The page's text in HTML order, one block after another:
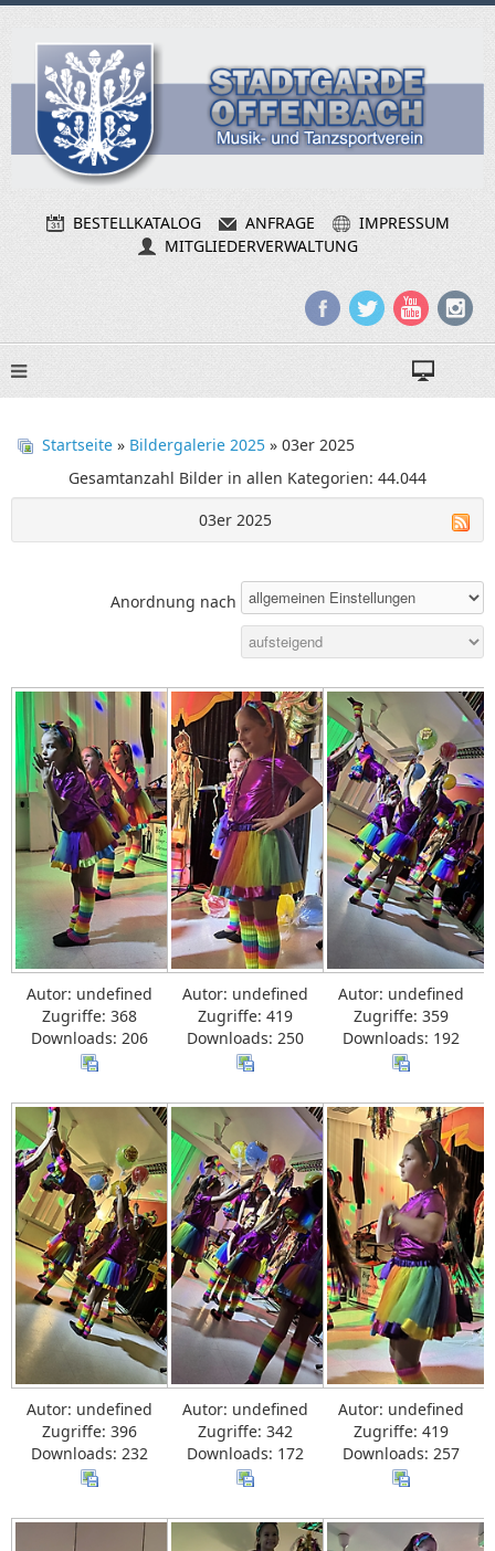
BESTELLKATALOG ANFRAGE
IMPRESSUM
MITGLIEDERVERWALTUNG
Startseite » Bildergalerie 2025 » 03er 2025
Gesamtanzahl Bilder in allen Kategorien: 44.044
03er 2025
Anordnung nach
Autor: undefined
Zugriffe: 368
Downloads: 206
Autor: undefined
Zugriffe: 419
Downloads: 250
Autor: undefined
Zugriffe: 359
Downloads: 192
Autor: undefined
Zugriffe: 396
Downloads: 232
Autor: undefined
Zugriffe: 342
Downloads: 172
Autor: undefined
Zugriffe: 419
Downloads: 257